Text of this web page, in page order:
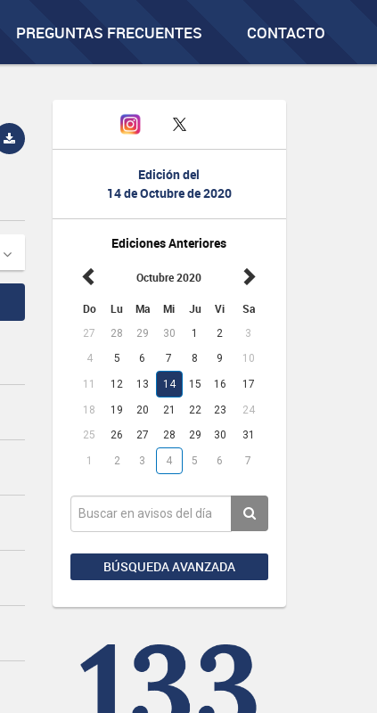
PREGUNTAS FRECUENTES CONTACTO
Edición del
14 de Octubre de 2020
Ediciones Anteriores
Octubre 2020
Do Lu Ma Mi Ju Vi Sa
27 28 29 30 1 2
3
4
5 6 7 8 9 10
11 12 13 14 15 16 17
18 19 20 21 22 23
24
25
26 27 28 29 30 31
1 2 3 4 5 6 7
BÚSQUEDA AVANZADA